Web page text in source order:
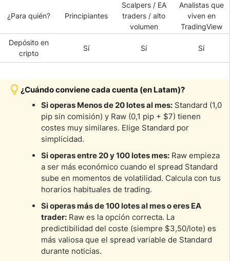
¿Para quién? Principiantes
Scalpers / EA
traders / alto
volumen
Analistas que
viven en
TradingView
Depósito en
cripto
Sí Sí Sí
¿Cuándo conviene cada cuenta (en Latam)?
Si operas Menos de 20 lotes al mes: Standard (1,0
pip sin comisión) y Raw (0,1 pip + $7) tienen
costes muy similares. Elige Standard por
simplicidad.
Si operas entre 20 y 100 lotes mes: Raw empieza
a ser más económico cuando el spread Standard
sube en momentos de volatilidad. Calcula con tus
horarios habituales de trading.
Si operas más de 100 lotes al mes o eres EA
trader: Raw es la opción correcta. La
predictibilidad del coste (siempre $3,50/lote) es
más valiosa que el spread variable de Standard
durante noticias.